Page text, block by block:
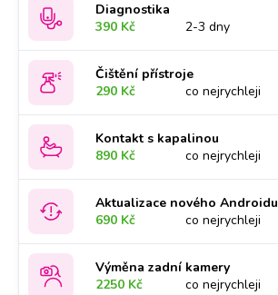
Diagnostika
390 Kč
2-3 dny
Čištění přístroje
290 Kč
co nejrychleji
Kontakt s kapalinou
890 Kč
co nejrychleji
Aktualizace nového Androidu
690 Kč
co nejrychleji
Výměna zadní kamery
2250 Kč
co nejrychleji